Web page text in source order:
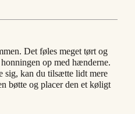
Det føles meget tørt og
op med hænderne.
sig, kan du tilsætte lidt mere
bøtte og placer den et køligt